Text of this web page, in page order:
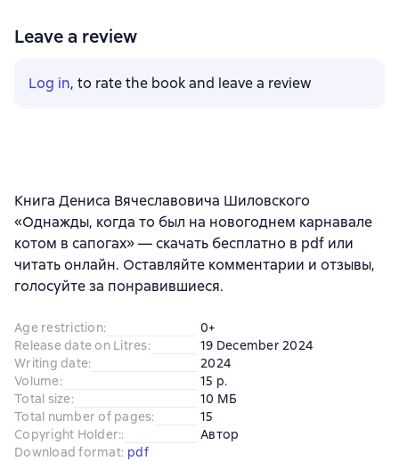
Leave a review
Log in, to rate the book and leave a review
Книга Дениса Вячеславовича Шиловского
«Однажды, когда то был на новогоднем карнавале
котом в сапогах» — скачать бесплатно в pdf или
читать онлайн. Оставляйте комментарии и отзывы,
голосуйте за понравившиеся.
Age restriction:
0+
Release date on Litres:
19 December 2024
Writing date:
2024
Volume:
15 p.
Total size:
10 МБ
Total number of pages:
15
Copyright Holder::
Автор
Download format: pdf